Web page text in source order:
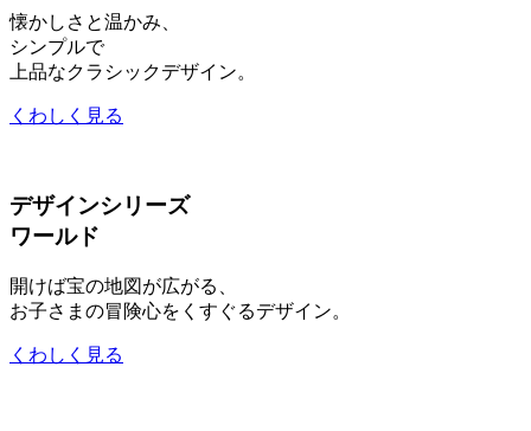
懐かしさと温かみ、
シンプルで
上品なクラシックデザイン。
くわしく見る
デザインシリーズ
ワールド
開けば宝の地図が広がる、
お子さまの冒険心をくすぐるデザイン。
くわしく見る